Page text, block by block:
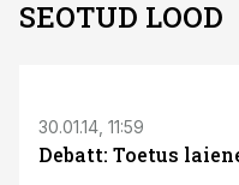
SEOTUD LOOD
30.01.14, 11:59
Debatt: Toetus